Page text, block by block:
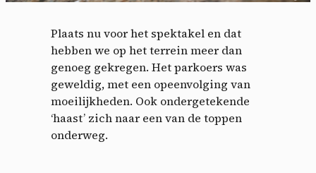
Plaats nu voor het spektakel en dat
hebben we op het terrein meer dan
genoeg gekregen. Het parkoers was
geweldig, met een opeenvolging van
moeilijkheden. Ook ondergetekende
‘haast’ zich naar een van de toppen
onderweg.